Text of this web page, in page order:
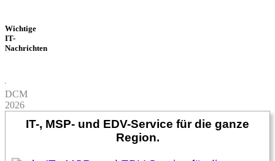
Wichtige
IT-
Nachrichten
DCM
2026
IT-, MSP- und EDV-Service für die ganze
Region.